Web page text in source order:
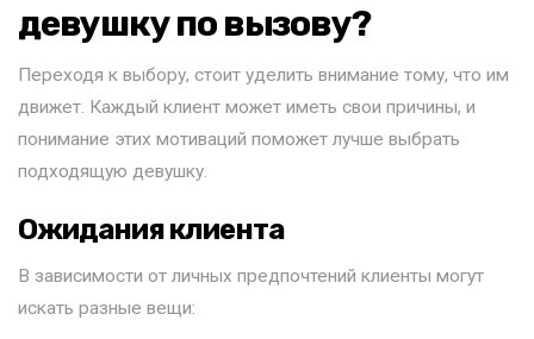
девушку по вызову?
Переходя к выбору, стоит уделить внимание тому, что им
движет. Каждый клиент может иметь свои причины, и
понимание этих мотиваций поможет лучше выбрать
подходящую девушку.
Ожидания клиента
В зависимости от личных предпочтений клиенты могут
искать разные вещи: